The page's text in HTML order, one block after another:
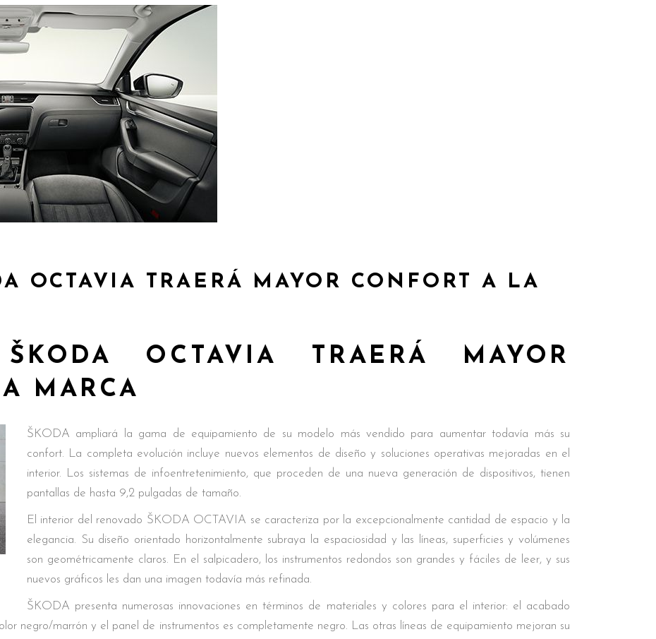
OCTAVIA TRAERÁ MAYOR CONFORT A LA
OCTAVIA TRAERÁ MAYOR
MARCA
ŠKODA ampliará la gama de equipamiento de su modelo más vendido para aumentar todavía más su
confort. La completa evolución incluye nuevos elementos de diseño y soluciones operativas mejoradas en el
interior. Los sistemas de infoentretenimiento, que proceden de una nueva generación de dispositivos, tienen
pantallas de hasta 9,2 pulgadas de tamaño.
El interior del renovado ŠKODA OCTAVIA se caracteriza por la excepcionalmente cantidad de espacio y la
elegancia. Su diseño orientado horizontalmente subraya la espaciosidad y las líneas, superficies y volúmenes
son geométricamente claros. En el salpicadero, los instrumentos redondos son grandes y fáciles de leer, y sus
nuevos gráficos les dan una imagen todavía más refinada.
ŠKODA presenta numerosas innovaciones en términos de materiales y colores para el interior: el acabado
negro/marrón y el panel de instrumentos es completamente negro. Las otras líneas de equipamiento mejoran su